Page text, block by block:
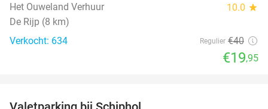
Het Ouweland Verhuur 10.0 star
De Rijp (8 km)
Verkocht: 634
Regulier €40
€19,95